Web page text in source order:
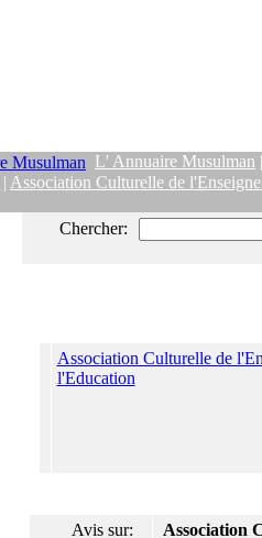
L' Annuaire Musulman
| Association Culturelle de
Chercher:
Association Culturelle de
l'Education
Avis sur: Association